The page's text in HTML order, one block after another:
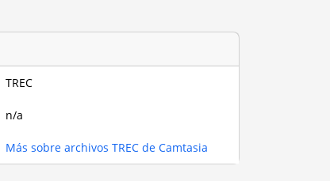
TREC
n/a
Más sobre archivos TREC de Camtasia